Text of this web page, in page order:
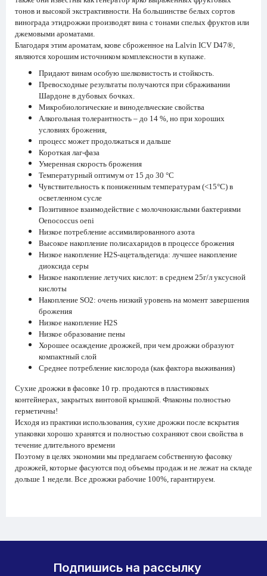
тонов и высокой экстрактивности. На большинстве белых сортов
винограда этидрожжи производят вина с тонами спелых фруктов или
джемовыми ароматами.
Благодаря этим ароматам, кюве сброженное на Lalvin ICV D47®,
являются хорошим источником комплексности в купаже.
Придают винам особую шелковистость и стойкость.
Превосходные результаты получаются при сбраживании
Шардоне в дубовых бочках.
Микробиологические и винодельческие свойства
Алкогольная толерантность – до 14 %, но при хороших
условиях брожения,
процесс может продолжаться и дальше
Короткая лаг-фаза
Умеренная скорость брожения
Температурный оптимум от 15 до 30 °C
Чувствительность к пониженным температурам (<15°C) в
осветленном сусле
Позитивное взаимодействие с молочнокислыми бактериями
Oenococcus oeni
Низкое потребление ассимилированного азота
Высокое накопление полисахаридов в процессе брожения
Низкое накопление Н2S-ацетальдегида: лучшее накопление
диоксида серы
Низкое накопление летучих кислот: в среднем 25г/л уксусной
кислоты
Накопление SO2: очень низкий уровень на момент завершения
брожения
Низкое накопление Н2S
Низкое образование пены
Хорошее осаждение дрожжей, при чем дрожжи образуют
компактный слой
Среднее потребление кислорода (как фактора выживания)
Сухие дрожжи в фасовке 10 гр. продаются в пластиковых
контейнерах, закрытых винтовой крышкой. Флаконы полностью
герметичны!
Исходя из практики использования, сухие дрожжи после вскрытия
упаковки хорошо хранятся и полностью сохраняют свои свойства в
течение длительного времени
Поэтому в целях экономии мы предлагаем собственную фасовку
дрожжей, которые фасуются под объемы продаж и не лежат на складе
дольше 1 недели. Все дрожжи рабочие 100%, гарантируем.
Подпишись на рассылку